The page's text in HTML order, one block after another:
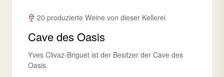
20 produzierte Weine von dieser Kellerei
Cave des Oasis
Yves Clivaz-Briguet ist der Besitzer der Cave des
Oasis.